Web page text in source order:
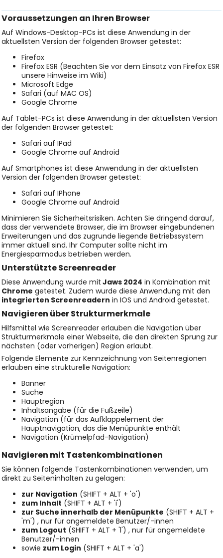
Voraussetzungen an Ihren Browser
Auf Windows-Desktop-PCs ist diese Anwendung in der
aktuellsten Version der folgenden Browser getestet:
Firefox
Firefox ESR (Beachten Sie vor dem Einsatz von Firefox ESR
unsere Hinweise im Wiki)
Microsoft Edge
Safari (auf MAC OS)
Google Chrome
Auf Tablet-PCs ist diese Anwendung in der aktuellsten Version
der folgenden Browser getestet:
Safari auf IPad
Google Chrome auf Android
Auf Smartphones ist diese Anwendung in der aktuellsten
Version der folgenden Browser getestet:
Safari auf IPhone
Google Chrome auf Android
Minimieren Sie Sicherheitsrisiken. Achten Sie dringend darauf,
dass der verwendete Browser, die im Browser eingebundenen
Erweiterungen und das zugrunde liegende Betriebssystem
immer aktuell sind. Ihr Computer sollte nicht im
Energiesparmodus betrieben werden.
Unterstützte Screenreader
Diese Anwendung wurde mit Jaws 2024 in Kombination mit
Chrome getestet. Zudem wurde diese Anwendung mit den
integrierten Screenreadern in IOS und Android getestet.
Navigieren über Strukturmerkmale
Hilfsmittel wie Screenreader erlauben die Navigation über
Strukturmerkmale einer Webseite, die den direkten Sprung zur
nächsten (oder vorherigen) Region erlaubt.
Folgende Elemente zur Kennzeichnung von Seitenregionen
erlauben eine strukturelle Navigation:
Banner
Suche
Hauptregion
Inhaltsangabe (für die Fußzeile)
Navigation (für das Aufklappelement der
Hauptnavigation, das die Menüpunkte enthält
Navigation (Krümelpfad-Navigation)
Navigieren mit Tastenkombinationen
Sie können folgende Tastenkombinationen verwenden, um
direkt zu Seiteninhalten zu gelagen:
zur Navigation (SHIFT + ALT + 'o')
zum Inhalt (SHIFT + ALT + 'i')
zur Suche innerhalb der Menüpunkte (SHIFT + ALT +
'm') , nur für angemeldete Benutzer/-innen
zum Logout (SHIFT + ALT + 'l') , nur für angemeldete
Benutzer/-innen
sowie zum Login (SHIFT + ALT + 'a')